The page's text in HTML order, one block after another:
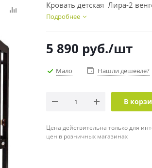
Кровать детская Лира-2
Подробнее
5 890 руб./шт
Мало Нашли дешевле?
В
Цена действительна только для
цен в розничных магазинах